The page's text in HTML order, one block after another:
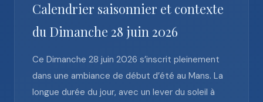
Calendrier saisonnier et contexte
du Dimanche 28 juin 2026
Ce Dimanche 28 juin 2026 s’inscrit pleinement
dans une ambiance de début d’été au Mans. La
longue durée du jour, avec un lever du soleil à